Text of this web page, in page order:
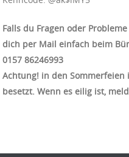
Falls du Fragen oder
dich per Mail einfach beim
‭0157 86246993‬
Achtung! in den
besetzt. Wenn es eilig ist,